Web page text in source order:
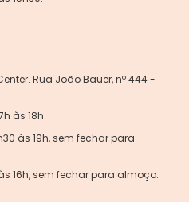
Rua João Bauer, nº 444 -
às 18h
às 19h, sem fechar para
16h, sem fechar para almoço.